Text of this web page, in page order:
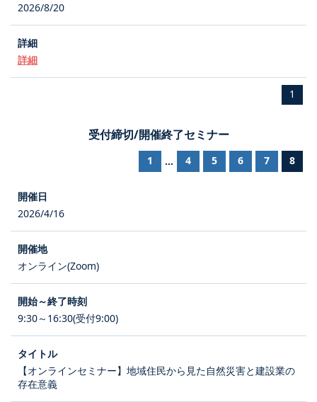
2026/8/20
詳細
1
受付締切/開催終了セミナー
1 ... 4 5 6 7 8
2026/4/16
オンライン(Zoom)
9:30～16:30(受付9:00)
【オンラインセミナー】地域住民から見た自然災害と建設業の
存在意義